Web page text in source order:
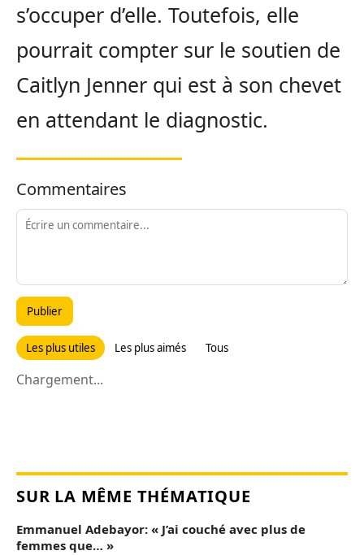
s’occuper d’elle. Toutefois, elle
pourrait compter sur le soutien de
Caitlyn Jenner qui est à son chevet
en attendant le diagnostic.
Commentaires
Publier
Les plus utiles Les plus aimés Tous
Chargement...
SUR LA MÊME THÉMATIQUE
Emmanuel Adebayor: « J’ai couché avec plus de
femmes que… »